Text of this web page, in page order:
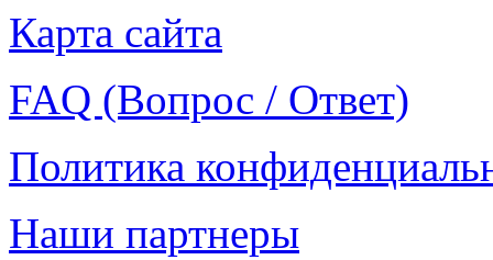
Карта сайта
FAQ (Вопрос / Ответ)
Политика
Наши партнеры